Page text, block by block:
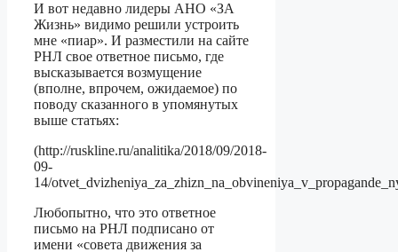
И вот недавно лидеры АНО «ЗА
Жизнь» видимо решили устроить
мне «пиар». И разместили на сайте
РНЛ свое ответное письмо, где
высказывается возмущение
(вполне, впрочем, ожидаемое) по
поводу сказанного в упомянутых
выше статьях:
(http://ruskline.ru/analitika/2018/09/2018-
09-
14/
Любопытно, что это ответное
письмо на РНЛ подписано от
имени «совета движения за